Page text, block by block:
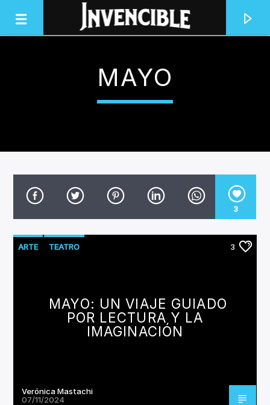
INVENCIBLE RADIO
JUNTOS SOMOS INVENCIBLES
ARTISTA
Invencible Radio
MAYO
3
ARTE TEATRO 3
MAYO: UN VIAJE GUIADO
POR LECTURA Y LA
IMAGINACIÓN
Verónica Mastachi
07/11/2024